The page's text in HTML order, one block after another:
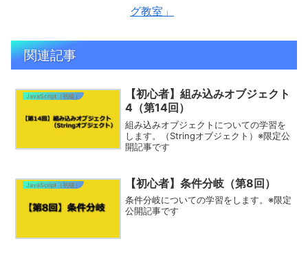
グ教室」
関連記事
JavaScript（初級）
【初心者】組み込みオブジェクト
4（第14回）
組み込みオブジェクトについての学習を
します。（Stringオブジェクト）※限定公
開記事です
JavaScript（初級） 【初心者】条件分岐（第8回）
条件分岐についての学習をします。※限定
公開記事です